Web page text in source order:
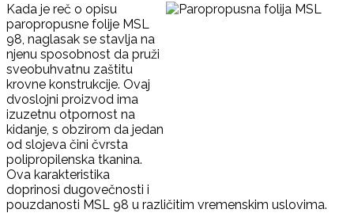
Kada je reč o opisu
paropropusne folije MSL
98, naglasak se stavlja na
njenu sposobnost da pruži
sveobuhvatnu zaštitu
krovne konstrukcije. Ovaj
dvoslojni proizvod ima
izuzetnu otpornost na
kidanje, s obzirom da jedan
od slojeva čini čvrsta
polipropilenska tkanina.
Ova karakteristika
doprinosi dugovečnosti i
pouzdanosti MSL 98 u različitim vremenskim uslovima.